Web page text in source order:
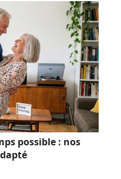
possible : nos